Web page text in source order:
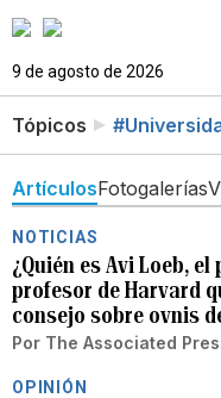
9 de agosto de 2026
Tópicos
ArtículosFotogalerías
NOTICIAS
¿Quién es Avi Loeb, el
profesor de Harvard
consejo sobre ovnis
Por The Associated
OPINIÓN